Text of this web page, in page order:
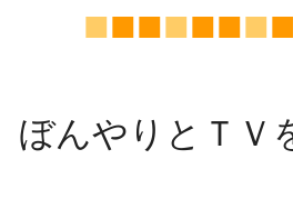
■■■■■■■
ぼんやりとＴＶ